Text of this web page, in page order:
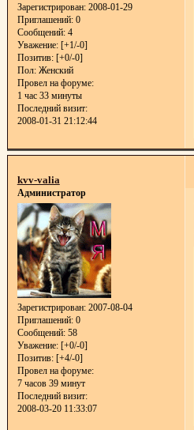
Зарегистрирован: 2008-01-29
Приглашений:0
Сообщений:4
Уважение: [+1/-0]
Позитив: [+0/-0]
Пол:Женский
Провел на форуме:
1 час 33 минуты
Последний визит:
2008-01-31 21:12:44
kvv-valia
Администратор
Зарегистрирован: 2007-08-04
Приглашений:0
Сообщений:58
Уважение: [+0/-0]
Позитив: [+4/-0]
Провел на форуме:
7 часов 39 минут
Последний визит:
2008-03-20 11:33:07